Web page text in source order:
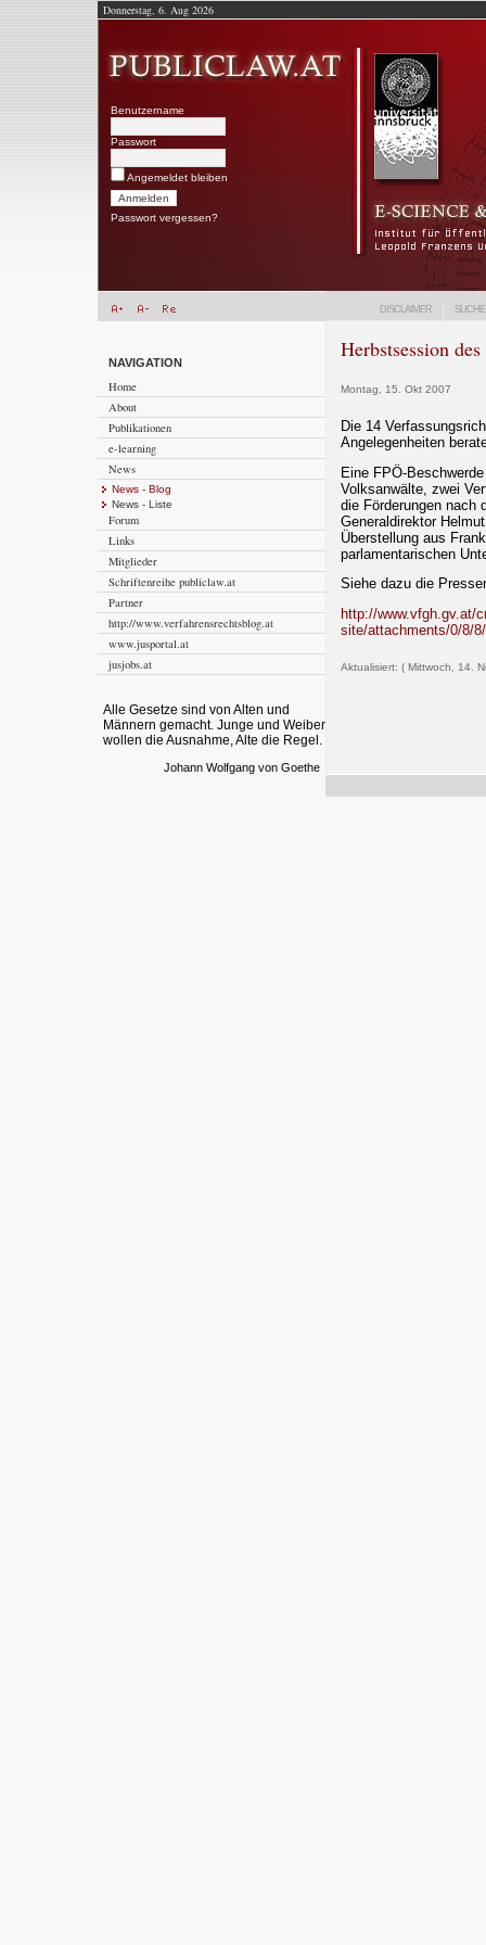
Donnerstag, 6. Aug 2026
Benutzername
Passwort
Angemeldet bleiben
Passwort vergessen?
DISCLAIMER SUCHE
NAVIGATION
Home
About
Publikationen
e-learning
News
News - Blog
News - Liste
Forum
Links
Mitglieder
Schriftenreihe publiclaw.at
Partner
http://www.verfahrensrechtsblog.at
www.jusportal.at
jusjobs.at
Alle Gesetze sind von Alten und
Männern gemacht. Junge und Weiber
wollen die Ausnahme, Alte die Regel.
Johann Wolfgang von Goethe
Herbstsession
Montag, 15. Okt 2007
Die 14
Angelegenheiten
Eine FPÖ-
Volksanwälte, zwei
die Förderungen nach
Generaldirektor
Überstellung aus
parlamentarischen
Siehe dazu die
http://www.vfgh.gv.at/
site/attachments/0/8/
Aktualisiert: ( Mittwoch, 14.